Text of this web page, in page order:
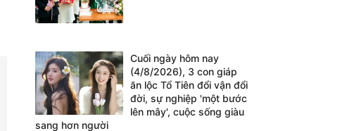
Cuối ngày hôm nay
(4/8/2026), 3 con giáp
ăn lộc Tổ Tiên đổi vận đổi
đời, sự nghiệp 'một bước
lên mây', cuộc sống giàu
sang hơn người